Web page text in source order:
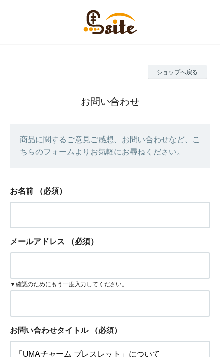
ショップへ戻る
お問い合わせ
商品に関するご意見ご感想、お問い合わせなど、こ
ちらのフォームよりお気軽にお尋ねください。
お名前 （必須）
メールアドレス （必須）
▼確認のためにもう一度入力してください。
お問い合わせタイトル （必須）